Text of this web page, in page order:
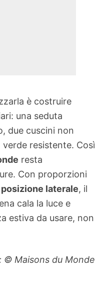
è costruire
una seduta
due cuscini non
resistente. Così
resta
Con proporzioni
posizione laterale, il
cala la luce e
estiva da usare, non
© Maisons du Monde